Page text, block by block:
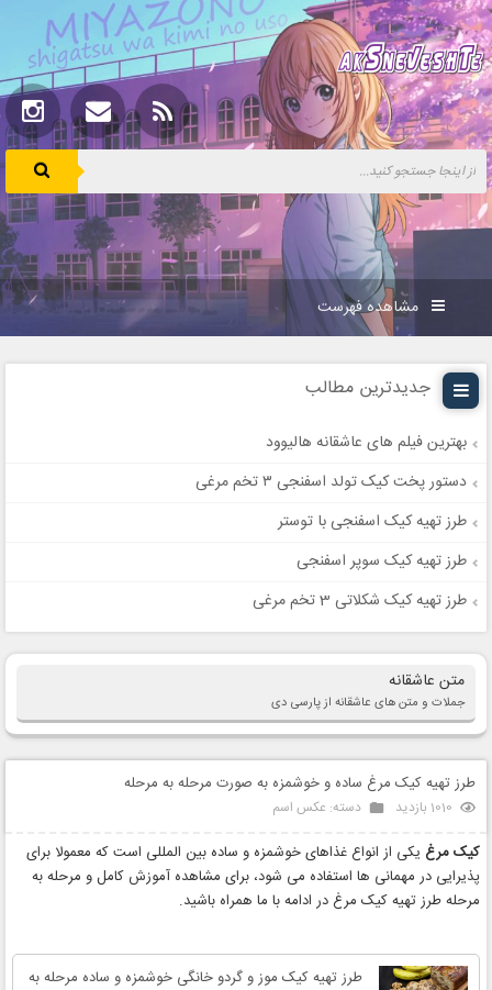
مشاهده فهرست
جدیدترین مطالب
بهترین فیلم های عاشقانه هالیوود
دستور پخت کیک تولد اسفنجی ۳ تخم مرغی
طرز تهیه کیک اسفنجی با توستر
طرز تهیه کیک سوپر اسفنجی
طرز تهیه کیک شکلاتی 3 تخم مرغی
متن عاشقانه
جملات و متن های عاشقانه از پارسی دی
طرز تهیه کیک مرغ ساده و خوشمزه به صورت مرحله به مرحله
1010 بازدید دسته: عکس اسم
کیک مرغ یکی از انواع غذاهای خوشمزه و ساده بین المللی است که معمولا برای
پذیرایی در مهمانی ها استفاده می شود، برای مشاهده آموزش کامل و مرحله به
مرحله طرز تهیه کیک مرغ در ادامه با ما همراه باشید.
طرز تهیه کیک موز و گردو خانگی خوشمزه و ساده مرحله به